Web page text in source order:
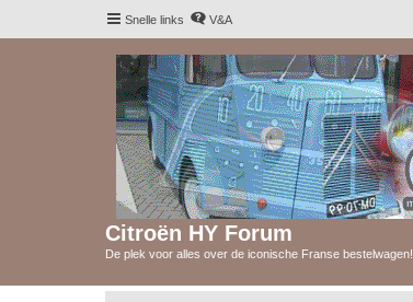
Snelle links V&A
Citroën HY Forum
De plek voor alles over de iconische Franse bestelwagen!